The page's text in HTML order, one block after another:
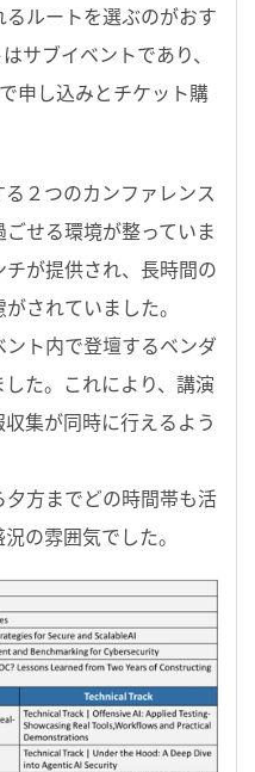
ルートを選ぶのがおす
サブイベントであり、
申し込みとチケット購
２つのカンファレンス
せる環境が整っていま
が提供され、長時間の
されていました。
ト内で登壇するベンダ
た。これにより、講演
集が同時に行えるよう
方までどの時間帯も活
の雰囲気でした。